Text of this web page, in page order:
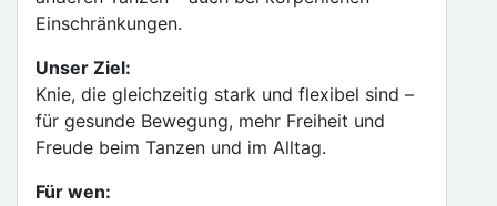
Einschränkungen.
Unser Ziel:
Knie, die gleichzeitig stark und flexibel sind –
für gesunde Bewegung, mehr Freiheit und
Freude beim Tanzen und im Alltag.
Für wen: